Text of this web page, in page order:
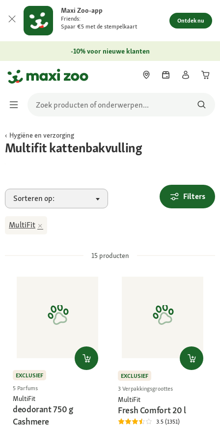
Maxi Zoo-app
Friends:
Spaar €5 met de stempelkaart
Ontdek nu
-10% voor nieuwe klanten
Hygiëne en verzorging
Multifit kattenbakvulling
Bestel nu
Sorteren op: Filters
MultiFit
15producten
EXCLUSIEF
5 Parfums
MultiFit
deodorant 750 g
Cashmere
EXCLUSIEF
3 Verpakkingsgroottes
MultiFit
Fresh Comfort 20 l
3.5 (1351)